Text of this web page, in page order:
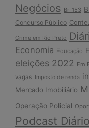
Negócios Br-153
Concurso Público
Crime em Rio Preto
Economia Educação
eleições 2022 Em
vagas Imposto de renda
Mercado Imobiliário
Operação Policial
Podcast